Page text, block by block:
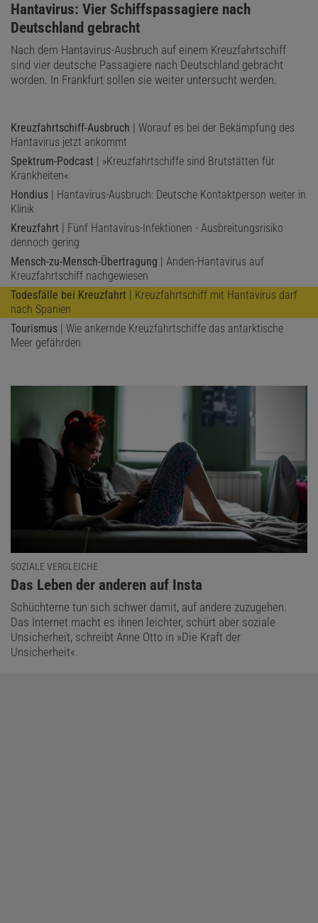
:
Hantavirus: Vier Schiffspassagiere nach
Deutschland gebracht
Nach dem Hantavirus-Ausbruch auf einem Kreuzfahrtschiff
sind vier deutsche Passagiere nach Deutschland gebracht
worden. In Frankfurt sollen sie weiter untersucht werden.
Kreuzfahrtschiff-Ausbruch | Worauf es bei der Bekämpfung des
Hantavirus jetzt ankommt
Spektrum-Podcast | »Kreuzfahrtschiffe sind Brutstätten für
Krankheiten«
Hondius | Hantavirus-Ausbruch: Deutsche Kontaktperson weiter in
Klinik
Kreuzfahrt | Fünf Hantavirus-Infektionen - Ausbreitungsrisiko
dennoch gering
Mensch-zu-Mensch-Übertragung | Anden-Hantavirus auf
Kreuzfahrtschiff nachgewiesen
Todesfälle bei Kreuzfahrt | Kreuzfahrtschiff mit Hantavirus darf
nach Spanien
Tourismus | Wie ankernde Kreuzfahrtschiffe das antarktische
Meer gefährden
SOZIALE VERGLEICHE
:
Das Leben der anderen auf Insta
Schüchterne tun sich schwer damit, auf andere zuzugehen.
Das Internet macht es ihnen leichter, schürt aber soziale
Unsicherheit, schreibt Anne Otto in »Die Kraft der
Unsicherheit«.